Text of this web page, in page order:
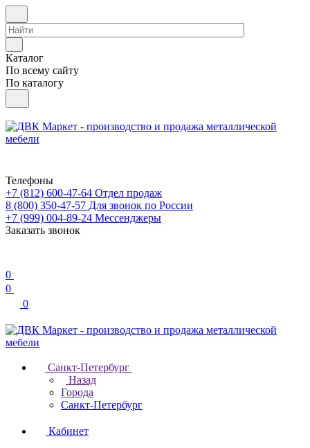
Каталог
По всему сайту
По каталогу
Телефоны
+7 (812) 600-47-64 Отдел продаж
8 (800) 350-47-57 Для звонок по России
+7 (999) 004-89-24 Мессенджеры
Заказать звонок
0
0
0
Санкт-Петербург
Назад
Города
Санкт-Петербург
Кабинет